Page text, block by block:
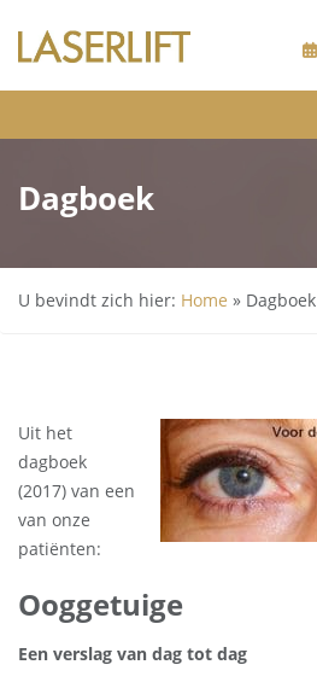
Dagboek
U bevindt zich hier: Home » Dagboek
Uit het
dagboek
(2017) van een
van onze
patiënten:
Ooggetuige
Een verslag van dag tot dag